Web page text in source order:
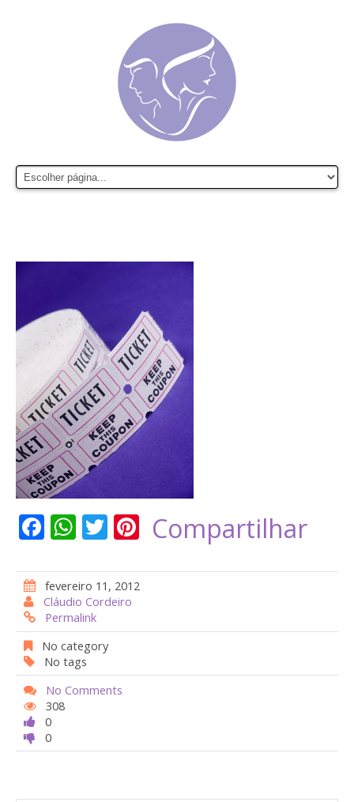
F
e
b
o
o
k
W
at
s
A
p
p
T
itt
er
Pi
er
st
Compartilhar
fevereiro 11, 2012
Cláudio Cordeiro
Permalink
No category
No tags
No Comments
308
0
0